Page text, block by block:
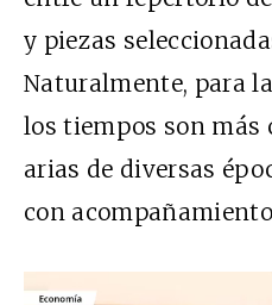
y piezas
Naturalmente, para
los tiempos son más
arias de diversas
con